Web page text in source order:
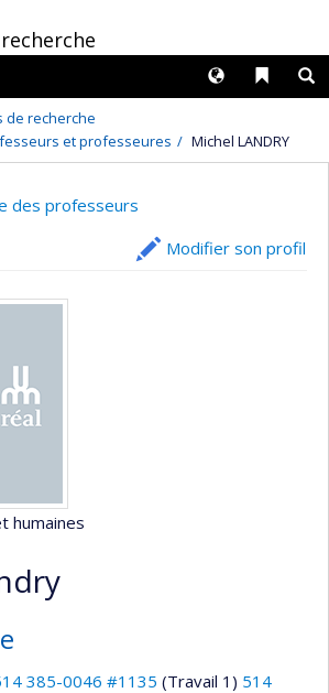
Liens
Langues
de recherche
et professeures
Michel LANDRY
des professeurs
Modifier son profil
humaines
385-0046 #1135 (Travail 1) 514